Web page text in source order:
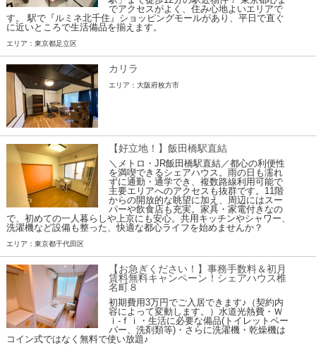
でアクセスがよく、住み心地よいエリアで
す。 駅で『ルミネ北千住』ショッピングモールがあり、平日で直ぐ
に近いところで生活備品を揃えます。
エリア：東京都足立区
カリラ
エリア：大阪府枚方市
【好立地！】飯田橋駅直結
＼メトロ・JR飯田橋駅直結／都心の利便性
を満喫できるシェアハウス。雨の日も濡れ
ずに通勤・通学でき、複数路線利用可能で
主要エリアへのアクセスも抜群です。11階
からの開放的な眺望に加え、周辺にはスー
パーや飲食店も充実。家具・家電付きなの
で、初めての一人暮らしや上京にも安心。共用キッチンやシャワー、
洗濯機など設備も整った、快適な都心ライフを始めませんか？
エリア：東京都千代田区
【お急ぎください！】事務手数料＆初月
賃料無料キャンペーン！シェアハウス椎
名町８
初期費用3万円でご入居できます♪（契約内
容によって変動します。）水道光熱費・Ｗ
ｉ-ｆｉ・生活に必要な備品(トイレットペー
パー、洗剤類等)・さらに洗濯機・乾燥機は
コイン式ではなく無料で使い放題♪